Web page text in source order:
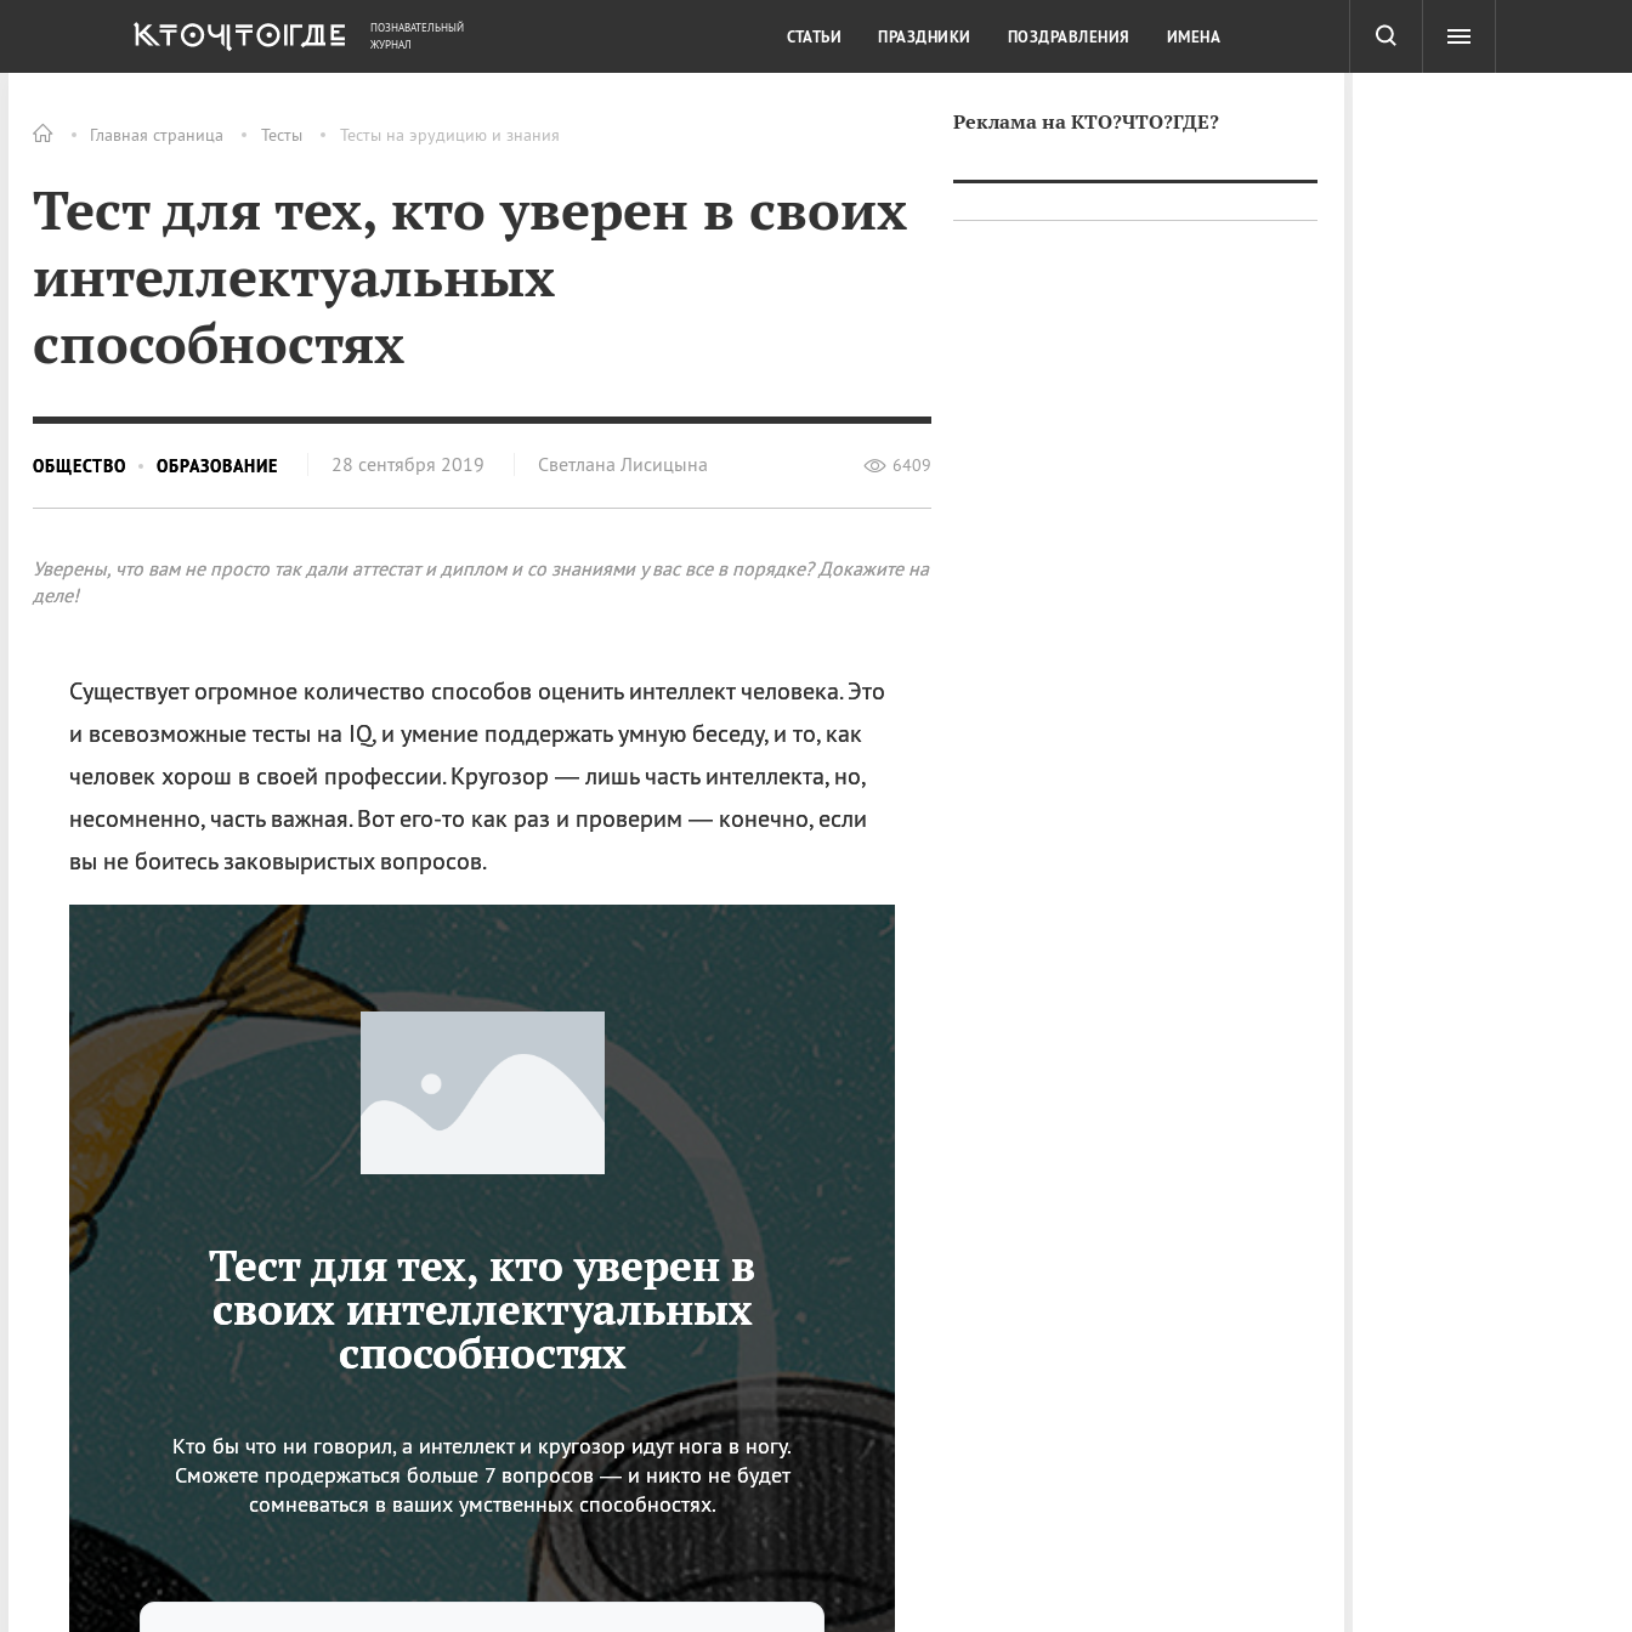
Главная страница Тесты Тесты на эрудицию и знания
Тест для тех, кто уверен в своих
интеллектуальных
способностях
ОБЩЕСТВО ОБРАЗОВАНИЕ 28 сентября 2019 Светлана Лисицына 6409
Уверены, что вам не просто так дали аттестат и диплом и со знаниями у вас все в порядке? Докажите на
деле!
Существует огромное количество способов оценить интеллект человека. Это
и всевозможные тесты на IQ, и умение поддержать умную беседу, и то, как
человек хорош в своей профессии. Кругозор — лишь часть интеллекта, но,
несомненно, часть важная. Вот его-то как раз и проверим — конечно, если
вы не боитесь заковыристых вопросов.
Тест для тех, кто уверен в
своих интеллектуальных
способностях
Кто бы что ни говорил, а интеллект и кругозор идут нога в ногу.
Сможете продержаться больше 7 вопросов — и никто не будет
сомневаться в ваших умственных способностях.
Реклама на КТО?ЧТО?ГДЕ?
ОБЩЕСТВО ДЕНЬГИ КУЛЬТУРА КРАСОТА ТЕСТЫ
ПОЗНАВАТЕЛЬНЫЙ
ЖУРНАЛ
СТАТЬИ ПРАЗДНИКИ ПОЗДРАВЛЕНИЯ ИМЕНА